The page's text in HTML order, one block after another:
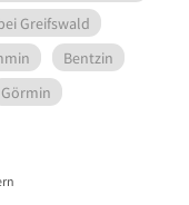
Greifswald
Bentzin
Görmin